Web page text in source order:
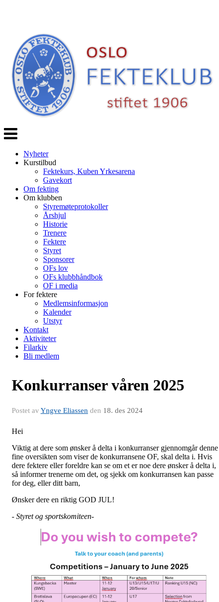
Veksle
navigasjon
Nyheter
Kurstilbud
Fektekurs, Kuben Yrkesarena
Gavekort
Om fekting
Om klubben
Styremøteprotokoller
Årshjul
Historie
Trenere
Fektere
Styret
Sponsorer
OFs lov
OFs klubbhåndbok
OF i media
For fektere
Medlemsinformasjon
Kalender
Utstyr
Kontakt
Aktiviteter
Filarkiv
Bli medlem
Konkurranser våren 2025
Postet av Yngve Eliassen den 18. des 2024
Hei
Viktig at dere som ønsker å delta i konkurranser gjennomgår denne
fine oversikten som viser de konkurransene OF, skal delta i. Hvis
dere fektere eller foreldre kan se om et er noe dere ønsker å delta i,
så informer trenerne om det, og sjekk om konkurransen kan passe
for deg, eller ditt barn,
Ønsker dere en riktig GOD JUL!
- Styret og sportskomiteen-